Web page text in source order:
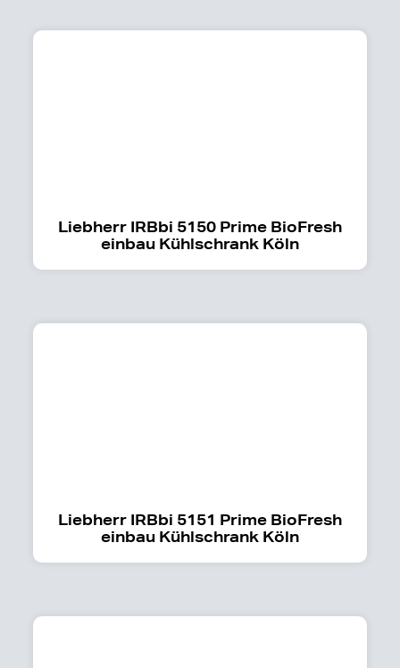
Liebherr IRBbi 5150 Prime BioFresh
einbau Kühlschrank Köln
Liebherr IRBbi 5151 Prime BioFresh
einbau Kühlschrank Köln